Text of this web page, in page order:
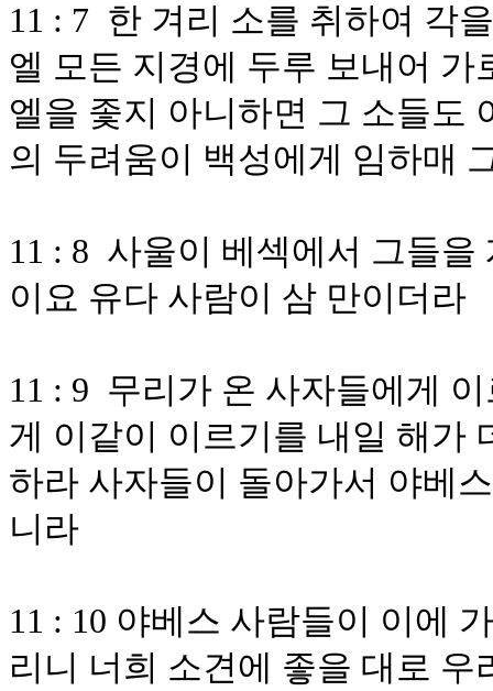
11 : 7 한 겨리 소를 취하여 각
엘 모든 지경에 두루 보내어
엘을 좇지 아니하면 그 소들도
의 두려움이 백성에게 임하매
11 : 8 사울이 베섹에서 그들
이요 유다 사람이 삼 만이더라
11 : 9 무리가 온 사자들에게
게 이같이 이르기를 내일 해가
하라 사자들이 돌아가서 야베
니라
11 : 10 야베스 사람들이 이에
리니 너희 소견에 좋을 대로